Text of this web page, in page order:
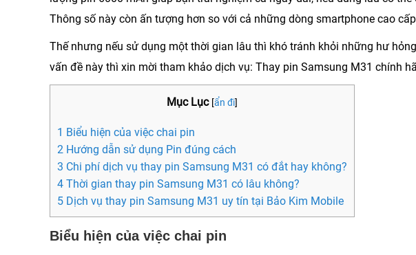
Thông số này còn ấn tượng hơn so với cả những dòng smartphone cao
Thế nhưng nếu sử dụng một thời gian lâu thì khó tránh khỏi những hư
vấn đề này thì xin mời tham khảo dịch vụ: Thay pin Samsung M31 chính
Mục Lục [ẩn đi]
1 Biểu hiện của việc chai pin
2 Hướng dẫn sử dụng Pin đúng cách
3 Chi phí dịch vụ thay pin Samsung M31 có đắt hay không?
4 Thời gian thay pin Samsung M31 có lâu không?
5 Dịch vụ thay pin Samsung M31 uy tín tại Bảo Kim Mobile
Biểu hiện của việc chai pin